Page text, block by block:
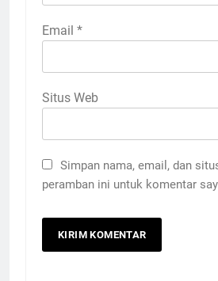
Email *
Situs Web
Simpan nama, email, dan
peramban ini untuk komentar